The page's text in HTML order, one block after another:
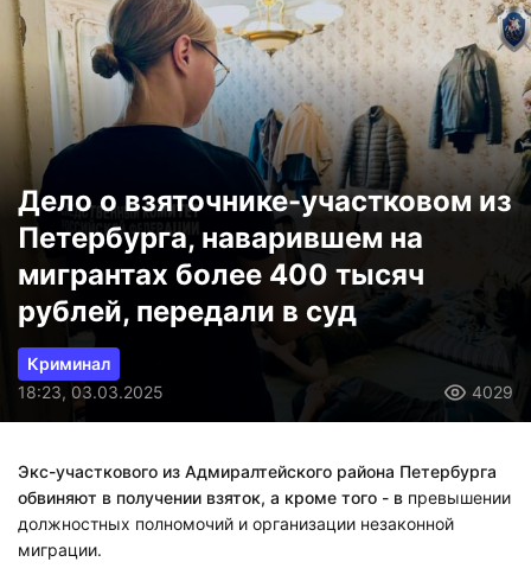
Дело о взяточнике-участковом из
Петербурга, наварившем на
мигрантах более 400 тысяч
рублей, передали в суд
Криминал
18:23, 03.03.2025
4029
Экс-участкового из Адмиралтейского района Петербурга
обвиняют в получении взяток, а кроме того - в превышении
должностных полномочий и организации незаконной
миграции.